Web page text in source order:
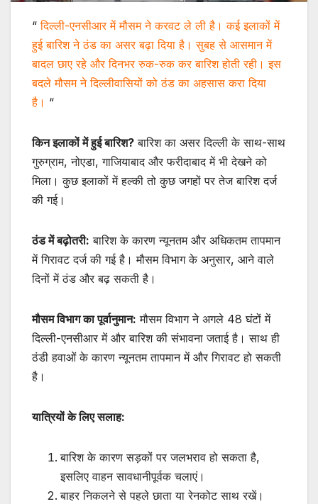
“ दिल्ली-एनसीआर में मौसम ने करवट ले ली है। कई इलाकों में
हुई बारिश ने ठंड का असर बढ़ा दिया है। सुबह से आसमान में
बादल छाए रहे और दिनभर रुक-रुक कर बारिश होती रही। इस
बदले मौसम ने दिल्लीवासियों को ठंड का अहसास करा दिया
है। “
किन इलाकों में हुई बारिश? बारिश का असर दिल्ली के साथ-साथ
गुरुग्राम, नोएडा, गाजियाबाद और फरीदाबाद में भी देखने को
मिला। कुछ इलाकों में हल्की तो कुछ जगहों पर तेज बारिश दर्ज
की गई।
ठंड में बढ़ोतरी: बारिश के कारण न्यूनतम और अधिकतम तापमान
में गिरावट दर्ज की गई है। मौसम विभाग के अनुसार, आने वाले
दिनों में ठंड और बढ़ सकती है।
मौसम विभाग का पूर्वानुमान: मौसम विभाग ने अगले 48 घंटों में
दिल्ली-एनसीआर में और बारिश की संभावना जताई है। साथ ही
ठंडी हवाओं के कारण न्यूनतम तापमान में और गिरावट हो सकती
है।
यात्रियों के लिए सलाह:
बारिश के कारण सड़कों पर जलभराव हो सकता है,
इसलिए वाहन सावधानीपूर्वक चलाएं।
बाहर निकलने से पहले छाता या रेनकोट साथ रखें।